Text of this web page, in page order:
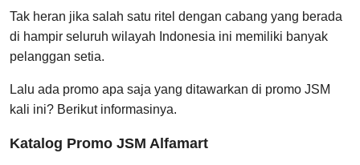
Tak heran jika salah satu ritel dengan cabang yang berada
di hampir seluruh wilayah Indonesia ini memiliki banyak
pelanggan setia.
Lalu ada promo apa saja yang ditawarkan di promo JSM
kali ini? Berikut informasinya.
Katalog Promo JSM Alfamart